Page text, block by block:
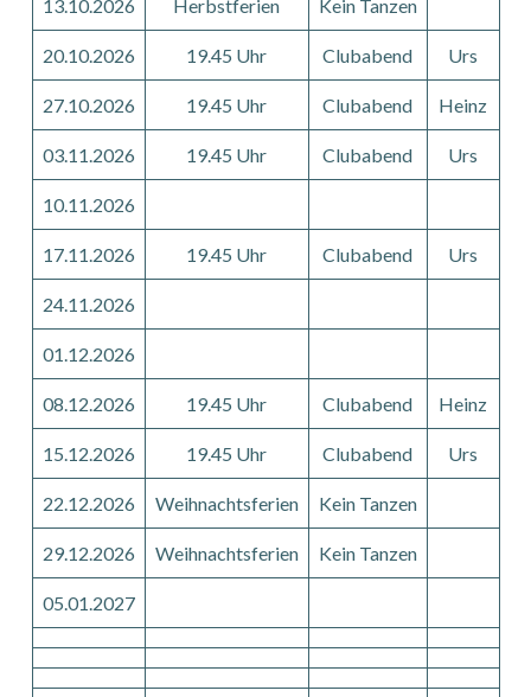
13.10.2026 Herbstferien Kein Tanzen
20.10.2026 19.45 Uhr Clubabend Urs
27.10.2026 19.45 Uhr Clubabend Heinz
03.11.2026 19.45 Uhr Clubabend Urs
10.11.2026
17.11.2026 19.45 Uhr Clubabend Urs
24.11.2026
01.12.2026
08.12.2026 19.45 Uhr Clubabend Heinz
15.12.2026 19.45 Uhr Clubabend Urs
22.12.2026 Weihnachtsferien Kein Tanzen
29.12.2026 Weihnachtsferien Kein Tanzen
05.01.2027